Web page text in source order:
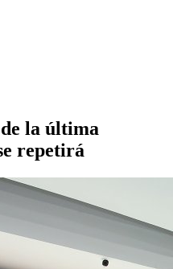
la última
repetirá